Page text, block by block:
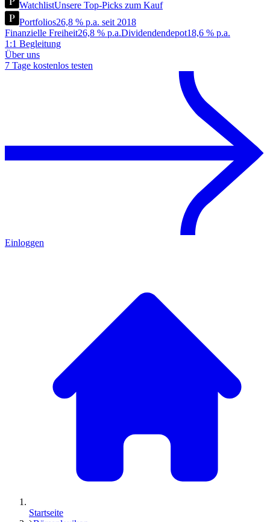
WatchlistUnsere Top-Picks zum Kauf
Portfolios26,8 % p.a. seit 2018
Finanzielle Freiheit26,8 % p.a.Dividendendepot18,6 % p.a.
1:1 Begleitung
Über uns
7 Tage kostenlos testen
Einloggen
Startseite